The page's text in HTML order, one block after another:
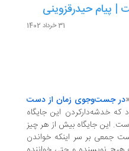
حیدرقزوینی
زمان از دست
این جایگاه
بیش از هر چیز
بر سر اینکه خواندن